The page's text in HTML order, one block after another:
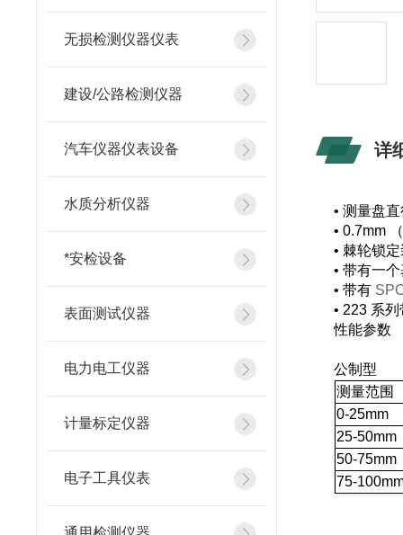
无损检测仪器仪表
建设/公路检测仪器
汽车仪器仪表设备
水质分析仪器
*安检设备
表面测试仪器
电力电工仪器
计量标定仪器
电子工具仪表
详
•测量盘
•0.7mm
• 棘轮锁
•带有一
•带有
• 223 系
性能参数
公制型
测量范围
0-25mm
25-50mm
50-75mm
75-